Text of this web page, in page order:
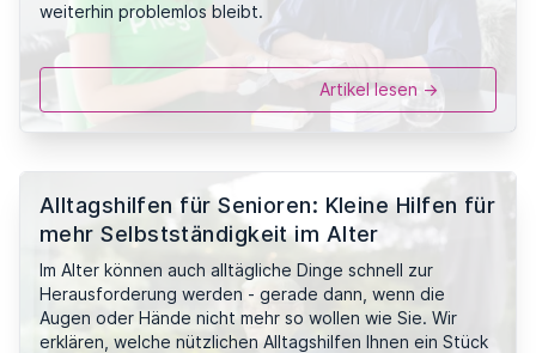
weiterhin problemlos bleibt.
Artikel lesen ->
Alltagshilfen für Senioren: Kleine Hilfen für
mehr Selbstständigkeit im Alter
Im Alter können auch alltägliche Dinge schnell zur
Herausforderung werden - gerade dann, wenn die
Augen oder Hände nicht mehr so wollen wie Sie. Wir
erklären, welche nützlichen Alltagshilfen Ihnen ein Stück